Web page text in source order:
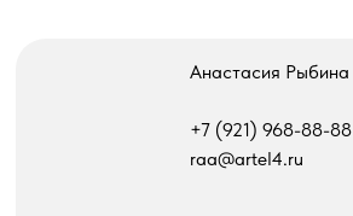
Анастасия Рыбина
‎+7 (921) 968-88-88
raa@artel4.ru